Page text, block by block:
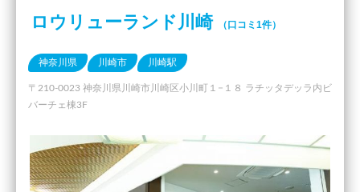
ロウリューランド川崎 （口コミ1件）
神奈川県 川崎市 川崎駅
〒210-0023 神奈川県川崎市川崎区小川町１−１８ ラチッタデッラ内ビ
バーチェ棟3F